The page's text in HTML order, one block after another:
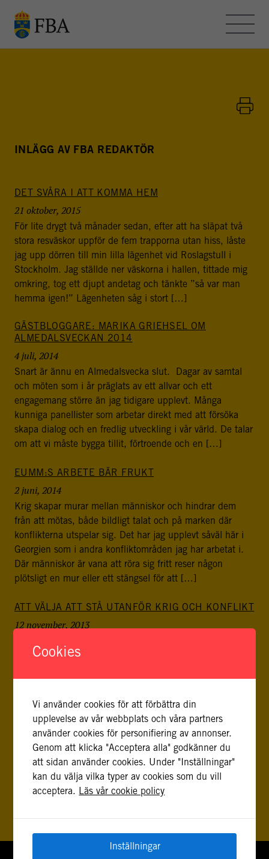
HEMSIDAN
FBA - BLOGGEN
FBA arbetar med internationella fredsinsatser och
utvecklingssamarbete. Myndigheten bedriver
utbildning, forskning och metodutveckling för att stödja
freds- och statsbyggande i konflikt- och
postkonfliktländer. Vi bidrar även med civil personal
och expertis till freds- och valobservationsinsatser som
leds av EU, FN och OSSE. Myndigheten har fått sitt
namn efter Folke Bernadotte, FN:s första medlare.
SOCIALA MEDIER
Instagram
Facebook
Twitter
LinkedIn
KONTAKTA FOLKE BERNADOTTEAKADEMIN
Ring
010-456 23 0
Mail
Sök efter:
INLÄGG AV FBA REDAKTÖR
DET SVÅRA I ATT KOMMA HEM
21 oktober, 2015
För lite drygt två månader sedan, efter att ha släpat två
stora resväskor uppför de fem trapporna utan hiss, låste
jag upp dörren till min lilla lägenhet vid Roslagstull i
Stockholm. Jag ställde ner väskorna i hallen, tittade mig
omkring, tog ett djupt andetag och tänkte ”så var man
hemma igen!” Lägenheten såg i stort […]
GÄSTBLOGGARE: MARIKA GRIEHSEL OM
ALMEDALSVECKAN 2014
4 juli, 2014
Snart är ännu en Almedalsvecka slut. Dagar av samtal
och möten som i år präglats av ett allvar och ett
engagemang större än jag tidigare upplevt. Många
kunniga panellister som arbetar direkt med att försöka
skapa dialog och en fredlig utveckling i vår värld. De talar
om att vi måste bygga tillit, förtroende och en […]
EUMM:S ARBETE BÄR FRUKT
2 juni, 2014
Krig skapar murar mellan människor och hindrar dem
från att mötas, både bildligt talat och på marken där
konflikterna utspelar sig. Det har jag upplevt såväl här i
Georgien som i andra konfliktområden jag har arbetat i.
Där människor är vana att röra sig fritt reser någon
plötsligt en mur eller ett stängsel för att […]
ATT VÄLJA ATT STÅ UTANFÖR KRIG OCH KONFLIKT
12 november, 2013
and interests that support conflict prevention are already
such existing capacities for conflict prevention they
overlook promising opportunities for supporting and
strengthening them. When indigenous communities fail to
recognize their own […]
Cookies
Vi använder cookies för att förbättra din
upplevelse av vår webbplats och våra partners
använder cookies för personifiering av annonser.
Genom att klicka "Acceptera alla" godkänner du
att sidan använder cookies. Under "Inställningar"
kan du välja vilka typer av cookies som du vill
acceptera. Läs vår cookie policy
Inställningar